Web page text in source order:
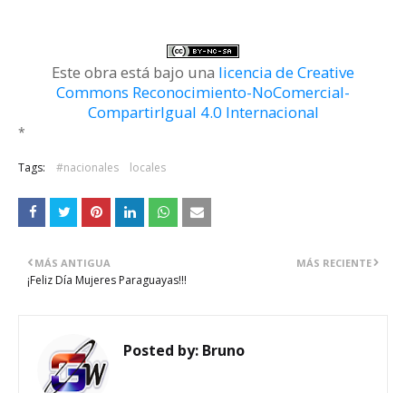
Este obra está bajo una licencia de Creative
Commons Reconocimiento-NoComercial-
CompartirIgual 4.0 Internacional
*
Tags: #nacionales locales
MÁS RECIENTE
MÁS ANTIGUA
¡Feliz Día Mujeres Paraguayas!!!
Posted by: Bruno